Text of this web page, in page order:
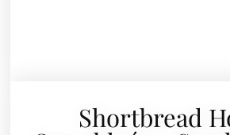
Shortbread